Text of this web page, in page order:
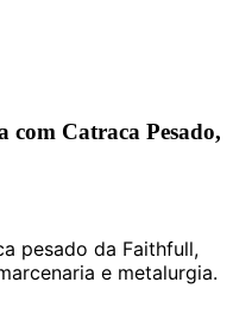
Catraca Pesado,
pesado da Faithfull,
e metalurgia.